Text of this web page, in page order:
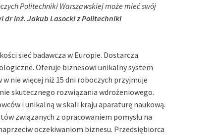
Politechniki Warszawskiej może mieć swój
dr inż. Jakub Lasocki z Politechniki
sieć badawcza w Europie. Dostarcza
Oferuje biznesowi unikalny system
nie więcej niż 15 dni roboczych przyjmuje
skutecznego rozwiązania wdrożeniowego.
i unikalną w skali kraju aparaturę naukową.
związanych z opracowaniem pomysłu na
oczekiwaniom biznesu. Przedsiębiorca